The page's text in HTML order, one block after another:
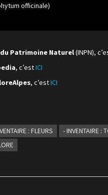
officinale)
Patrimoine Naturel(INPN),
, c’estICI
, c’estICI
: FLEURS - INVENTAIRE :